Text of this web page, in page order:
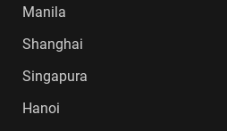
Manila
Shanghai
Singapura
Hanoi